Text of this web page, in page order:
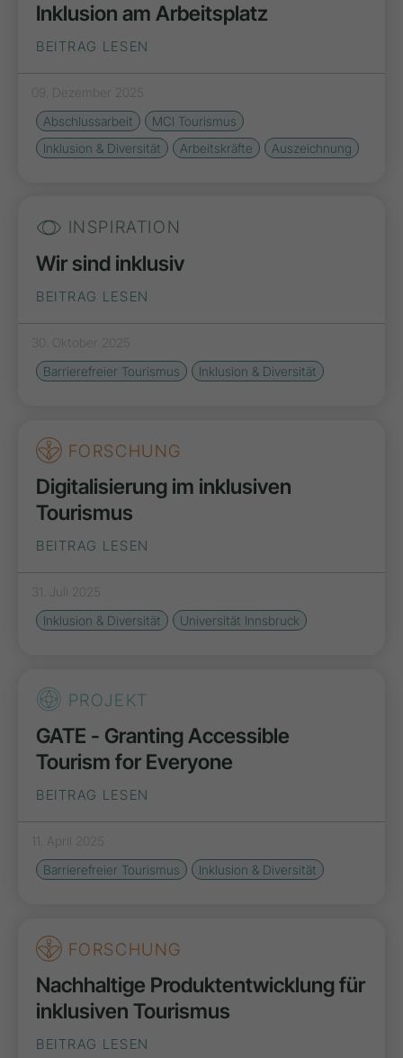
Inklusion am Arbeitsplatz
BEITRAG LESEN
09. Dezember 2025
Abschlussarbeit
MCI Tourismus
Inklusion & Diversität
Arbeitskräfte Auszeichnung
INSPIRATION
Wir sind inklusiv
BEITRAG LESEN
30. Oktober 2025
Barrierefreier Tourismus
Inklusion & Diversität
FORSCHUNG
Digitalisierung im inklusiven
Tourismus
BEITRAG LESEN
31. Juli 2025
Inklusion & Diversität
Universität Innsbruck
PROJEKT
GATE - Granting Accessible
Tourism for Everyone
BEITRAG LESEN
11. April 2025
Barrierefreier Tourismus
Inklusion & Diversität
FORSCHUNG
Nachhaltige Produktentwicklung für
inklusiven Tourismus
BEITRAG LESEN